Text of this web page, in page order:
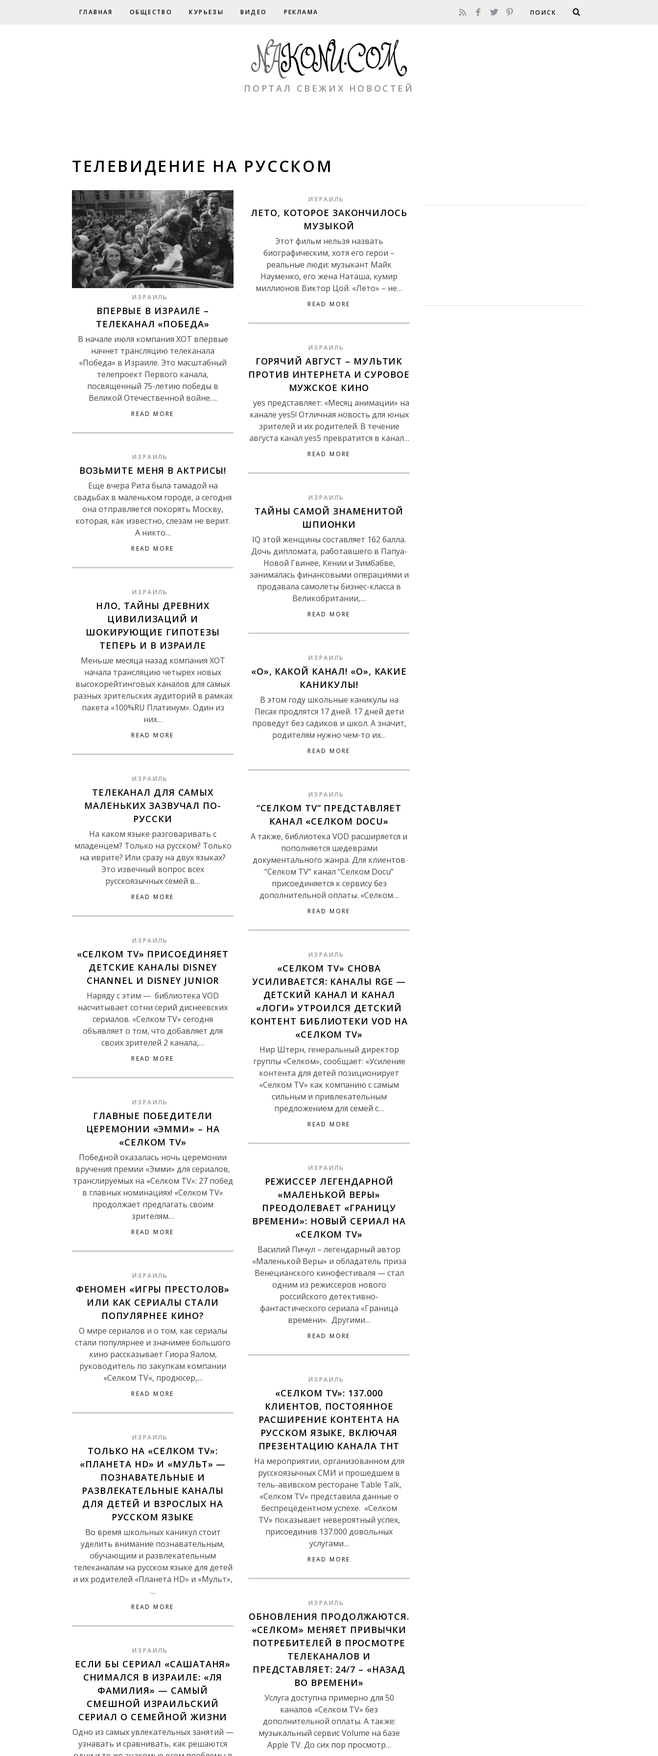
ГЛАВНАЯ ОБЩЕСТВО КУРЬЕЗЫ ВИДЕО РЕКЛАМА
ПОРТАЛ СВЕЖИХ НОВОСТЕЙ
ТЕЛЕВИДЕНИЕ НА РУССКОМ
ИЗРАИЛЬ
ВПЕРВЫЕ В ИЗРАИЛЕ –
ТЕЛЕКАНАЛ «ПОБЕДА»
В начале июля компания ХОТ впервые
начнет трансляцию телеканала
«Победа» в Израиле. Это масштабный
телепроект Первого канала,
посвященный 75-летию победы в
Великой Отечественной войне….
READ MORE
ИЗРАИЛЬ
ЛЕТО, КОТОРОЕ ЗАКОНЧИЛОСЬ
МУЗЫКОЙ
Этот фильм нельзя назвать
биографическим, хотя его герои –
реальные люди: музыкант Майк
Науменко, его жена Наташа, кумир
миллионов Виктор Цой. «Лето» – не…
READ MORE
ИЗРАИЛЬ
ГОРЯЧИЙ АВГУСТ – МУЛЬТИК
ПРОТИВ ИНТЕРНЕТА И СУРОВОЕ
МУЖСКОЕ КИНО
yes представляет: «Месяц анимации» на
канале yes5! Отличная новость для юных
зрителей и их родителей. В течение
августа канал yes5 превратится в канал…
READ MORE
ИЗРАИЛЬ
ВОЗЬМИТЕ МЕНЯ В АКТРИСЫ!
Еще вчера Рита была тамадой на
свадьбах в маленьком городе, а сегодня
она отправляется покорять Москву,
которая, как известно, слезам не верит.
А никто…
READ MORE
ИЗРАИЛЬ
ТАЙНЫ САМОЙ ЗНАМЕНИТОЙ
ШПИОНКИ
IQ этой женщины составляет 162 балла.
Дочь дипломата, работавшего в Папуа-
Новой Гвинее, Кении и Зимбабве,
занималась финансовыми операциями и
продавала самолеты бизнес-класса в
Великобритании,…
READ MORE
ИЗРАИЛЬ
НЛО, ТАЙНЫ ДРЕВНИХ
ЦИВИЛИЗАЦИЙ И
ШОКИРУЮЩИЕ ГИПОТЕЗЫ
ТЕПЕРЬ И В ИЗРАИЛЕ
Меньше месяца назад компания ХОТ
начала трансляцию четырех новых
высокорейтинговых каналов для самых
разных зрительских аудиторий в рамках
пакета «100%RU Платинум». Один из
них…
READ MORE
ИЗРАИЛЬ
«О», КАКОЙ КАНАЛ! «О», КАКИЕ
КАНИКУЛЫ!
В этом году школьные каникулы на
Песах продлятся 17 дней. 17 дней дети
проведут без садиков и школ. А значит,
родителям нужно чем-то их…
READ MORE
ИЗРАИЛЬ
ТЕЛЕКАНАЛ ДЛЯ САМЫХ
МАЛЕНЬКИХ ЗАЗВУЧАЛ ПО-
РУССКИ
На каком языке разговаривать с
младенцем? Только на русском? Только
на иврите? Или сразу на двух языках?
Это извечный вопрос всех
русскоязычных семей в…
READ MORE
ИЗРАИЛЬ
“СЕЛКОМ TV” ПРЕДСТАВЛЯЕТ
КАНАЛ «СЕЛКОМ DOCU»
А также, библиотека VOD расширяется и
пополняется шедеврами
документального жанра. Для клиентов
“Селком TV” канал “Селком Docu”
присоединяется к сервису без
дополнительной оплаты. «Селком…
READ MORE
ИЗРАИЛЬ
«СЕЛКОМ TV» ПРИСОЕДИНЯЕТ
ДЕТСКИЕ КАНАЛЫ DISNEY
CHANNEL И DISNEY JUNIOR
Наряду с этим — библиотека VOD
насчитывает сотни серий диснеевских
сериалов. «Селком TV» сегодня
объявляет о том, что добавляет для
своих зрителей 2 канала,…
READ MORE
ИЗРАИЛЬ
«СЕЛКОМ TV» СНОВА
УСИЛИВАЕТСЯ: КАНАЛЫ RGE —
ДЕТСКИЙ КАНАЛ И КАНАЛ
«ЛОГИ» УТРОИЛСЯ ДЕТСКИЙ
КОНТЕНТ БИБЛИОТЕКИ VOD НА
«СЕЛКОМ TV»
Нир Штерн, генеральный директор
группы «Селком», сообщает: «Усиление
контента для детей позиционирует
«Селком TV» как компанию с самым
сильным и привлекательным
предложением для семей с…
READ MORE
ИЗРАИЛЬ
ГЛАВНЫЕ ПОБЕДИТЕЛИ
ЦЕРЕМОНИИ «ЭММИ» – НА
«СЕЛКОМ TV»
Победной оказалась ночь церемонии
вручения премии «Эмми» для сериалов,
транслируемых на «Селком TV»: 27 побед
в главных номинациях! «Селком TV»
продолжает предлагать своим
зрителям…
READ MORE
ИЗРАИЛЬ
РЕЖИССЕР ЛЕГЕНДАРНОЙ
«МАЛЕНЬКОЙ ВЕРЫ»
ПРЕОДОЛЕВАЕТ «ГРАНИЦУ
ВРЕМЕНИ»: НОВЫЙ СЕРИАЛ НА
«СЕЛКОМ TV»
Василий Пичул – легендарный автор
«Маленькой Веры» и обладатель приза
Венецианского кинофестиваля — стал
одним из режиссеров нового
российского детективно-
фантастического сериала «Граница
времени». Другими…
READ MORE
ИЗРАИЛЬ
ФЕНОМЕН «ИГРЫ ПРЕСТОЛОВ»
ИЛИ КАК СЕРИАЛЫ СТАЛИ
ПОПУЛЯРНЕЕ КИНО?
О мире сериалов и о том, как сериалы
стали популярнее и значимее большого
кино рассказывает Гиора Яалом,
руководитель по закупкам компании
«Селком TV«, продюсер,…
READ MORE
ИЗРАИЛЬ
«СЕЛКОМ TV»: 137.000
КЛИЕНТОВ, ПОСТОЯННОЕ
РАСШИРЕНИЕ КОНТЕНТА НА
РУССКОМ ЯЗЫКЕ, ВКЛЮЧАЯ
ПРЕЗЕНТАЦИЮ КАНАЛА ТНТ
На мероприятии, организованном для
русскоязычных СМИ и прошедшем в
тель-авивском ресторане Table Talk,
«Селком TV» представила данные о
беспрецедентном успехе. «Селком
TV» показывает невероятный успех,
присоединив 137.000 довольных
услугами…
READ MORE
ИЗРАИЛЬ
ТОЛЬКО НА «СЕЛКОМ TV»:
«ПЛАНЕТА HD» И «МУЛЬТ» —
ПОЗНАВАТЕЛЬНЫЕ И
РАЗВЛЕКАТЕЛЬНЫЕ КАНАЛЫ
ДЛЯ ДЕТЕЙ И ВЗРОСЛЫХ НА
РУССКОМ ЯЗЫКЕ
Во время школьных каникул стоит
уделить внимание познавательным,
обучающим и развлекательным
телеканалам на русском языке для детей
и их родителей «Планета HD» и «Мульт»,
…
READ MORE ИЗРАИЛЬ
ОБНОВЛЕНИЯ ПРОДОЛЖАЮТСЯ.
«СЕЛКОМ» МЕНЯЕТ ПРИВЫЧКИ
ПОТРЕБИТЕЛЕЙ В ПРОСМОТРЕ
ТЕЛЕКАНАЛОВ И
ПРЕДСТАВЛЯЕТ: 24/7 – «НАЗАД
ВО ВРЕМЕНИ»
Услуга доступна примерно для 50
каналов «Селком TV» без
дополнительной оплаты. А также:
музыкальный сервис Volume на базе
Apple TV. До сих пор просмотр…
ИЗРАИЛЬ
ЕСЛИ БЫ СЕРИАЛ «САШАТАНЯ»
СНИМАЛСЯ В ИЗРАИЛЕ: «ЛЯ
ФАМИЛИЯ» — САМЫЙ
СМЕШНОЙ ИЗРАИЛЬСКИЙ
СЕРИАЛ О СЕМЕЙНОЙ ЖИЗНИ
Одно из самых увлекательных занятий —
узнавать и сравнивать, как решаются